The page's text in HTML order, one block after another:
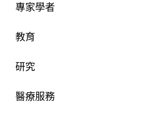
專家學者
教育
研究
醫療服務